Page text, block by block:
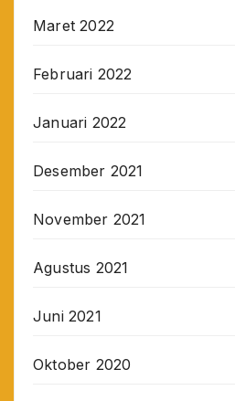
Maret 2022
Februari 2022
Januari 2022
Desember 2021
November 2021
Agustus 2021
Juni 2021
Oktober 2020